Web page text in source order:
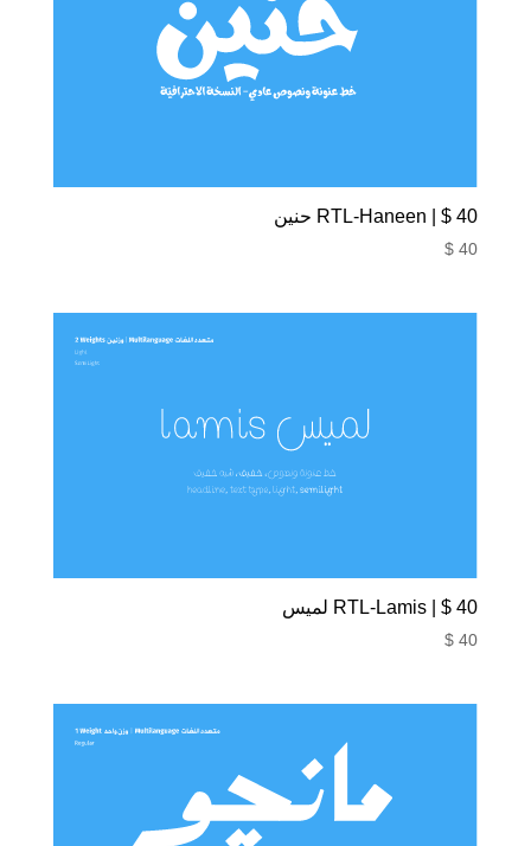
40 $ | RTL-Haneen حنين
$ 40
40 $ | RTL-Lamis لميس
$ 40